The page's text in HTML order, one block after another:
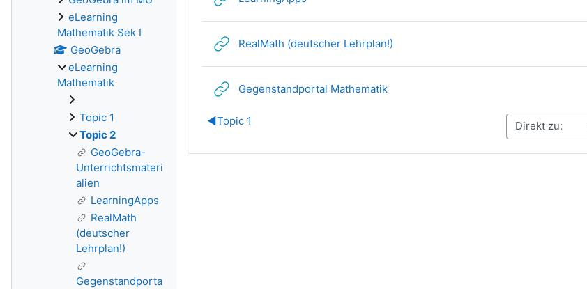
RealMath (deutscher Lehrplan!)Link/URL
Gegenstandportal MathematikLink/URL
◀︎Topic 1
eLearning
Mathematik Sek I
GeoGebra
eLearning
Mathematik
Topic 1
Topic 2
GeoGebra-
Unterrichtsmateri
alien
LearningApps
RealMath
(deutscher
Lehrplan!)
Gegenstandporta